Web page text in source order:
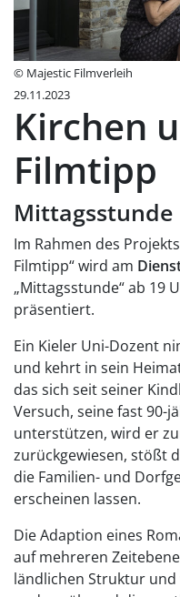
© Majestic Filmverleih
29.11.2023
Kirchen
Filmtipp
Mittagsstunde
Im Rahmen des
Filmtipp“ wird am
„Mittagsstunde“ ab 19
präsentiert.
Ein Kieler Uni-Dozent
und kehrt in sein
das sich seit seiner
Versuch, seine fast 90-
unterstützen, wird er
zurückgewiesen, stößt
die Familien- und
erscheinen lassen.
Die Adaption eines
auf mehreren
ländlichen Struktur